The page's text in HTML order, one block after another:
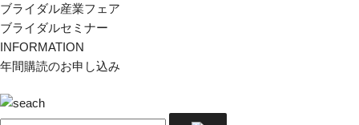
ブライダル産業フェア
ブライダルセミナー
INFORMATION
年間購読のお申し込み